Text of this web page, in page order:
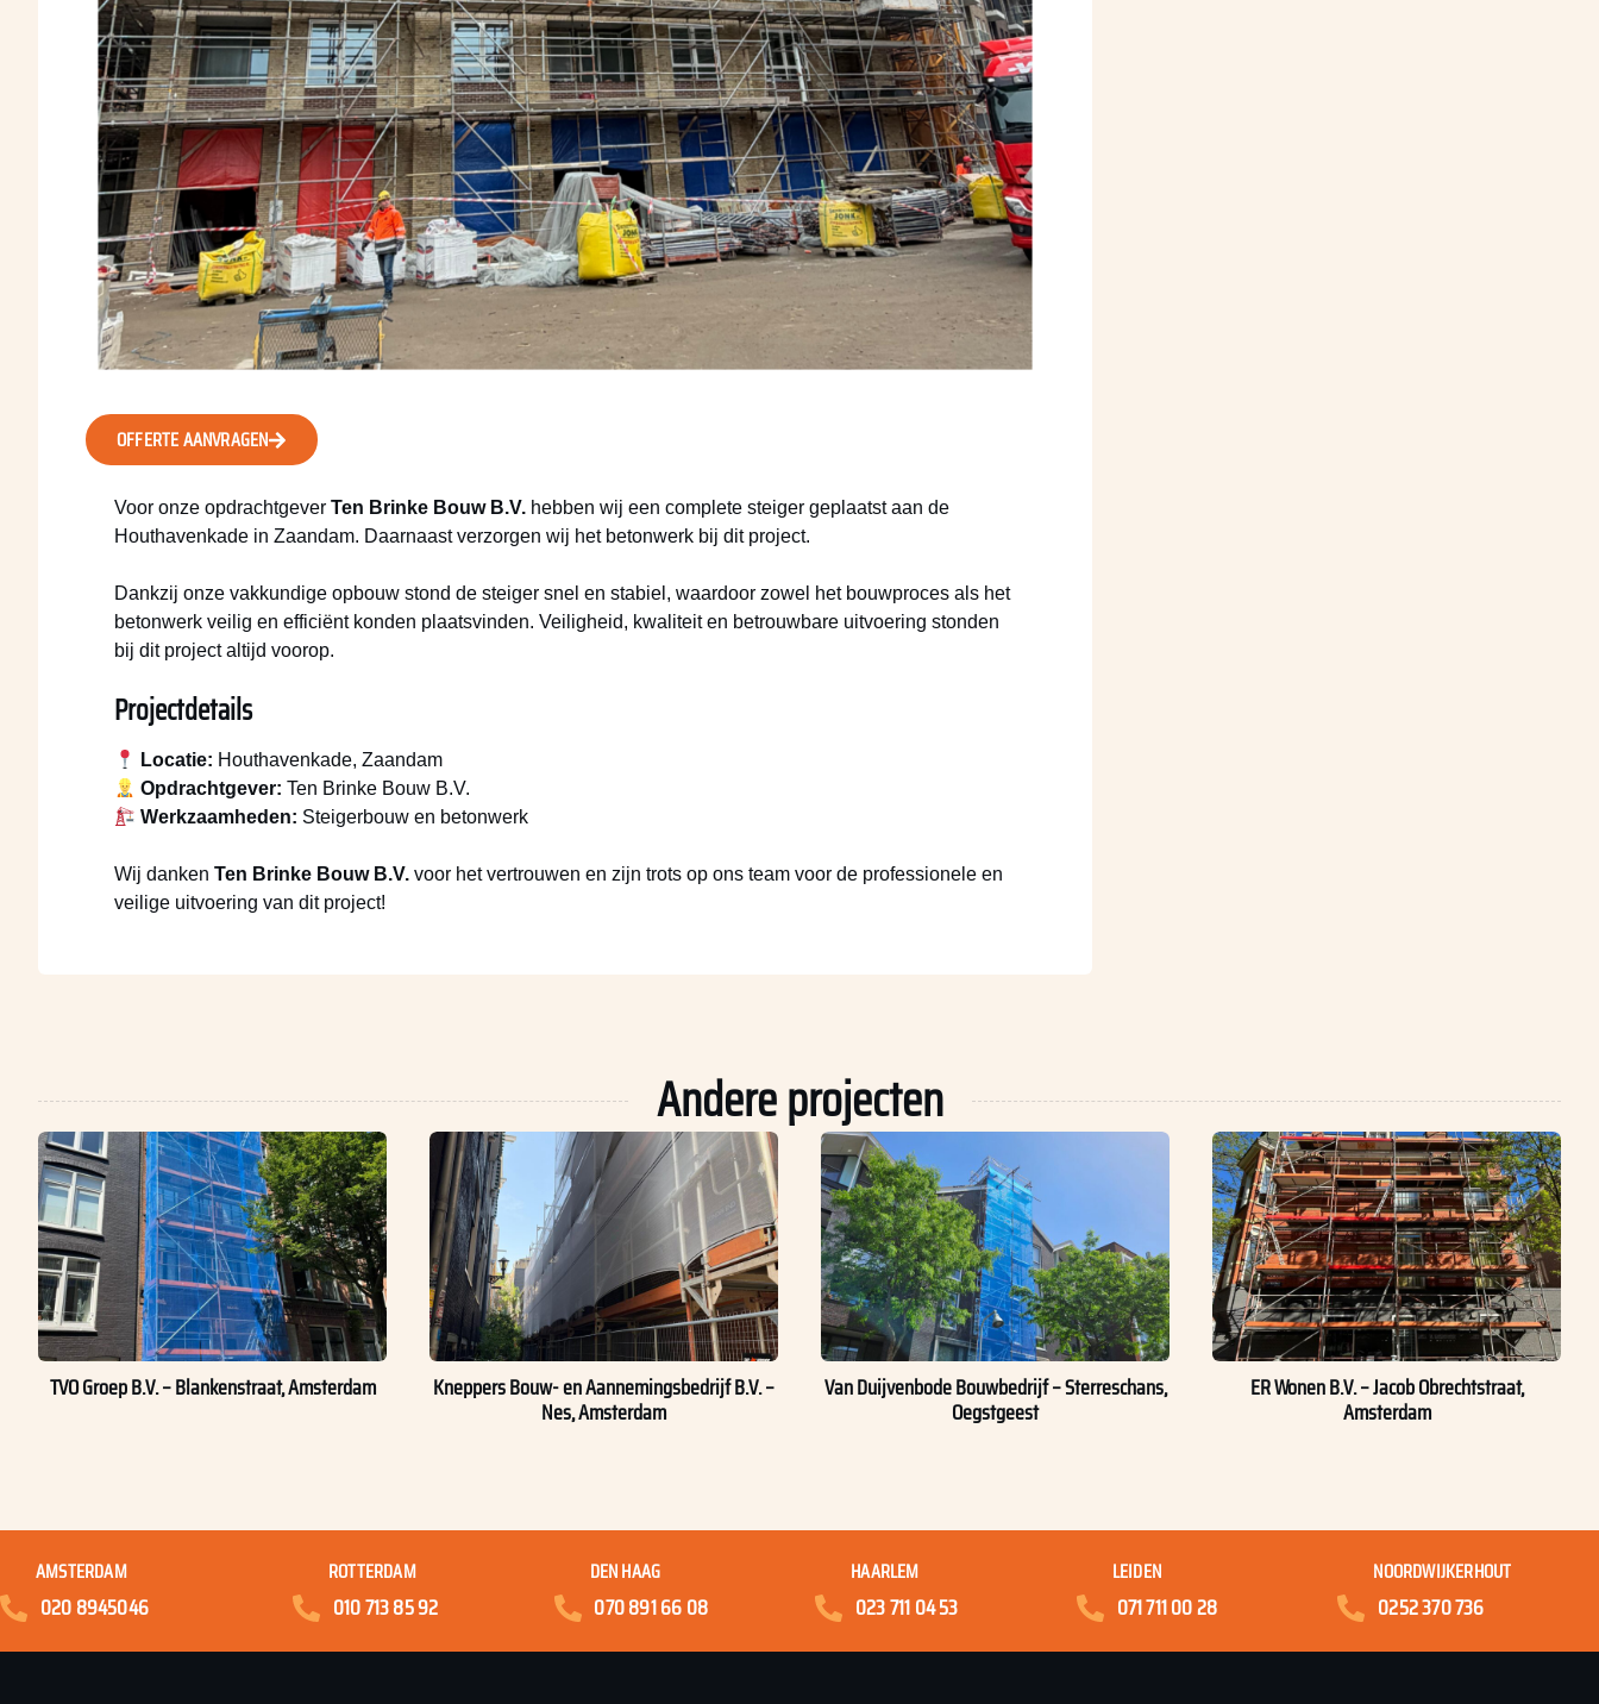
OFFERTE AANVRAGEN
Voor onze opdrachtgever Ten Brinke Bouw B.V. hebben wij een complete steiger geplaatst aan de
Houthavenkade in Zaandam. Daarnaast verzorgen wij het betonwerk bij dit project.
Dankzij onze vakkundige opbouw stond de steiger snel en stabiel, waardoor zowel het bouwproces als het
betonwerk veilig en efficiënt konden plaatsvinden. Veiligheid, kwaliteit en betrouwbare uitvoering stonden
bij dit project altijd voorop.
Projectdetails
Locatie: Houthavenkade, Zaandam
Opdrachtgever: Ten Brinke Bouw B.V.
Werkzaamheden: Steigerbouw en betonwerk
Wij danken Ten Brinke Bouw B.V. voor het vertrouwen en zijn trots op ons team voor de professionele en
veilige uitvoering van dit project!
Andere projecten
TVO Groep B.V. – Blankenstraat, Amsterdam Kneppers Bouw- en Aannemingsbedrijf B.V. –
Nes, Amsterdam
Van Duijvenbode Bouwbedrijf – Sterreschans,
Oegstgeest
ER Wonen B.V. – Jacob Obrechtstraat,
Amsterdam
AMSTERDAM
020 8945046
ROTTERDAM
010 713 85 92
DEN HAAG
070 891 66 08
HAARLEM
023 711 04 53
LEIDEN
071 711 00 28
NOORDWIJKERHOUT
0252 370 736